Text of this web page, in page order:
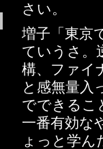
さい。
増子「東京
ていうさ
構、ファイ
と感無量入
でできるこ
一番有効な
ょっと学ん